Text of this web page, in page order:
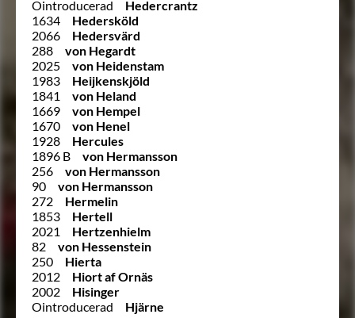
Ointroducerad
Hedercrantz
1634
Hedersköld
2066
Hedersvärd
288
von Hegardt
2025
von Heidenstam
1983
Heijkenskjöld
1841
von Heland
1669
von Hempel
1670
von Henel
1928
Hercules
1896 B
von Hermansson
256
von Hermansson
90
von Hermansson
272
Hermelin
1853
Hertell
2021
Hertzenhielm
82
von Hessenstein
250
Hierta
2012
Hiort af Ornäs
2002
Hisinger
Ointroducerad
Hjärne